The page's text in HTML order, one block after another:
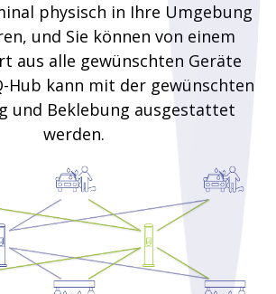
physisch in Ihre Umgebung
und Sie können von einem
aus alle gewünschten Geräte
Hub kann mit der gewünschten
und Beklebung ausgestattet
werden.